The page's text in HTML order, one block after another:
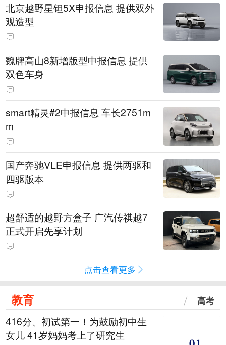
北京越野星钽5X申报信息 提供双外
观造型
魏牌高山8新增版型申报信息 提供
双色车身
smart精灵#2申报信息 车长2751m
m
国产奔驰VLE申报信息 提供两驱和
四驱版本
超舒适的越野方盒子 广汽传祺越7
正式开启先享计划
点击查看更多
教育 高考
416分、初试第一！为鼓励初中生
女儿 41岁妈妈考上了研究生